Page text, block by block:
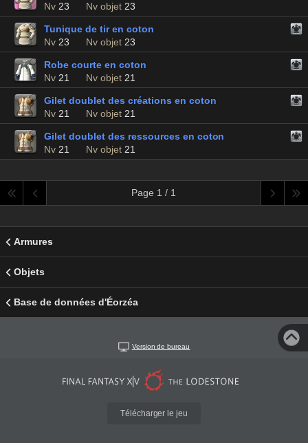
Nv 23 Nv objet 23
Tunique de tir en coton
Nv 23 Nv objet 23
Robe courte en coton
Nv 21 Nv objet 21
Gilet doublet des créations en coton
Nv 21 Nv objet 21
Gilet doublet des ressources en coton
Nv 21 Nv objet 21
Page 1 / 1
Armures
Objets
Base de données d'Éorzéa
Version de bureau
Télécharger le jeu